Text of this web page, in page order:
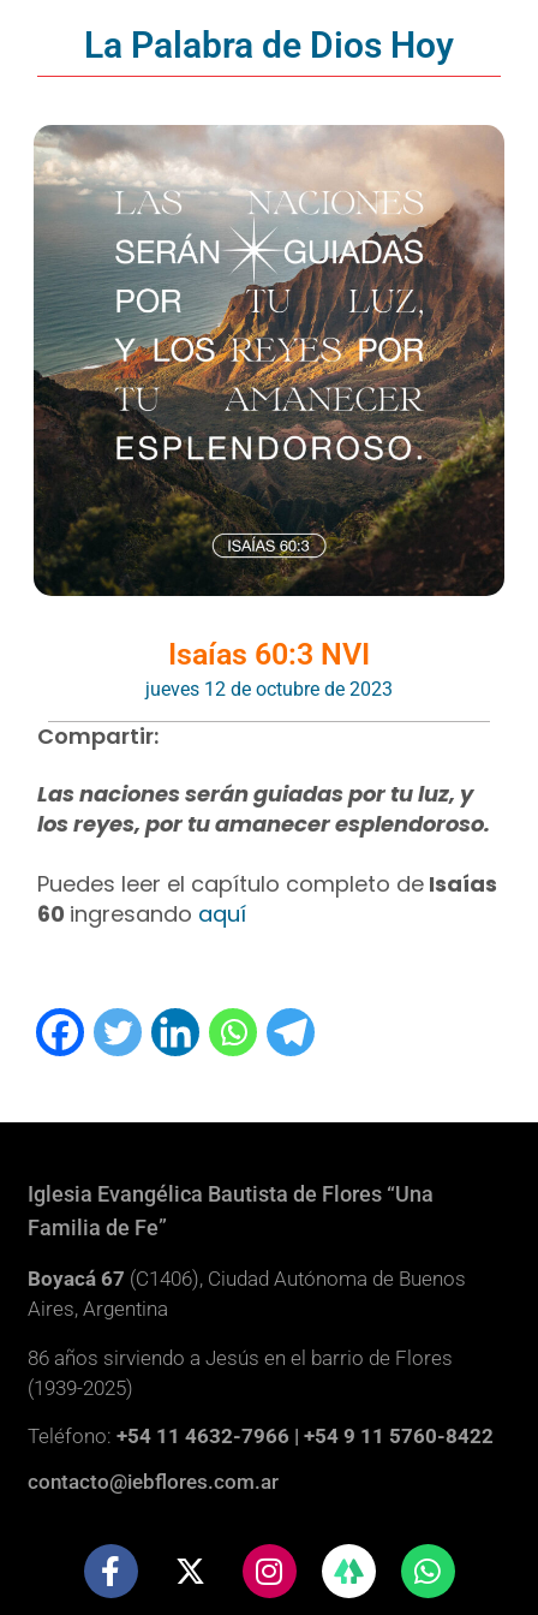
La Palabra de Dios Hoy
Isaías 60:3 NVI
jueves 12 de octubre de 2023
Compartir:
Las naciones serán guiadas por tu luz, y
los reyes, por tu amanecer esplendoroso.
Puedes leer el capítulo completo de Isaías
60 ingresando aquí
Iglesia Evangélica Bautista de Flores “Una
Familia de Fe”
Boyacá 67 (C1406), Ciudad Autónoma de Buenos
Aires, Argentina
86 años sirviendo a Jesús en el barrio de Flores
(1939-2025)
Teléfono:+54 11 4632-7966 | +54 9 11 5760-8422
contacto@iebflores.com.ar
F
a
X
-
I
n
W
h